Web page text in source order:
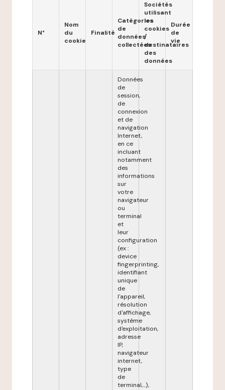
N°
Nom
du
cookie
Finalité
Catégories
de
données
collectées
Sociétés
utilisant
les
cookies
/
destinataires
des
données
Durée
de
vie
Données
de
session,
de
connexion
et de
navigation
Internet,
en ce
incluant
notamment
des
informations
sur
votre
navigateur
ou
terminal
et
leur
configuration
(ex :
device
fingerprinting,
identifiant
unique
de
l'appareil,
résolution
d'affichage,
système
d'exploitation,
adresse
IP,
navigateur
internet,
type
de
terminal,...),